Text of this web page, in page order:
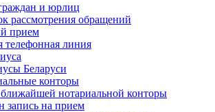
и юрлиц
рассмотрения обращений
прием
телефонная линия
Беларуси
конторы
нотариальной конторы
запись на прием